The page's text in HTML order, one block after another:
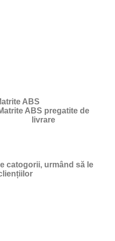
ABS pregatite de
livrare
catogorii, urmând să le